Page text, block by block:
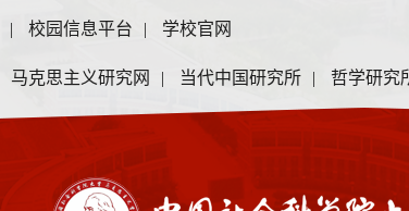
| 校园信息平台 | 学校官网
马克思主义研究网 | 当代中国研究所 | 哲学研究